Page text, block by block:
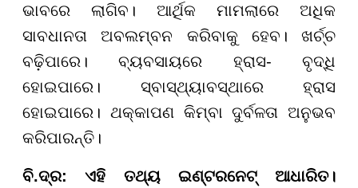
ଭାବରେ ଲାଗିବ। ଆର୍ଥିକ ମାମଲାରେ ଅଧିକ
ସାବଧାନତା ଅବଲମ୍ବନ କରିବାକୁ ହେବ। ଖର୍ଚ୍ଚ
ବଢ଼ିପାରେ। ବ୍ୟବସାୟରେ ହ୍ରାସ- ବୃଦ୍ଧି
ହୋଇପାରେ। ସ୍ବାସ୍ଥ୍ୟାବସ୍ଥାରେ ହ୍ରାସ
ହୋଇପାରେ। ଥକ୍କାପଣ କିମ୍ବା ଦୁର୍ବଳତା ଅନୁଭବ
କରିପାରନ୍ତି।
ବି.ଦ୍ର: ଏହି ତଥ୍ୟ ଇଣ୍ଟରନେଟ୍‌ ଆଧାରିତ।